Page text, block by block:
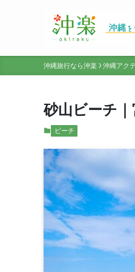
沖縄旅行なら沖楽 沖縄アク
砂山ビーチ
ビーチ